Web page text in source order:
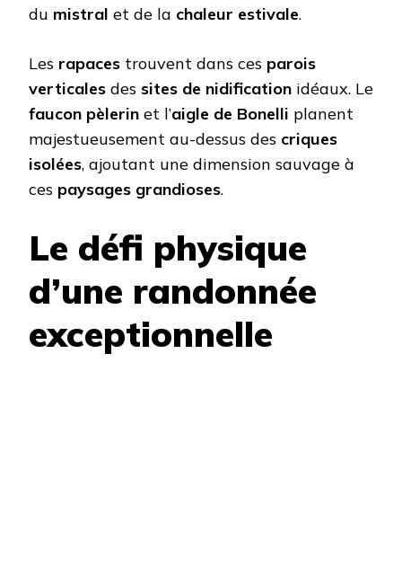
du mistral et de la chaleur estivale.
Les rapaces trouvent dans ces parois
verticales des sites de nidification idéaux. Le
faucon pèlerin et l’aigle de Bonelli planent
majestueusement au-dessus des criques
isolées, ajoutant une dimension sauvage à
ces paysages grandioses.
Le défi physique
d’une randonnée
exceptionnelle